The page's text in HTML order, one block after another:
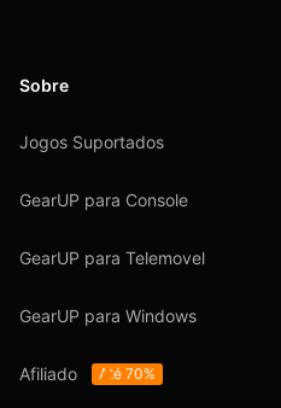
Sobre
Jogos Suportados
GearUP para Console
GearUP para Telemovel
GearUP para Windows
Afiliado Até 70%